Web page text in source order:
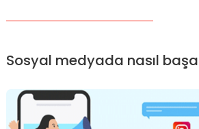
Sosyal medyada nasıl